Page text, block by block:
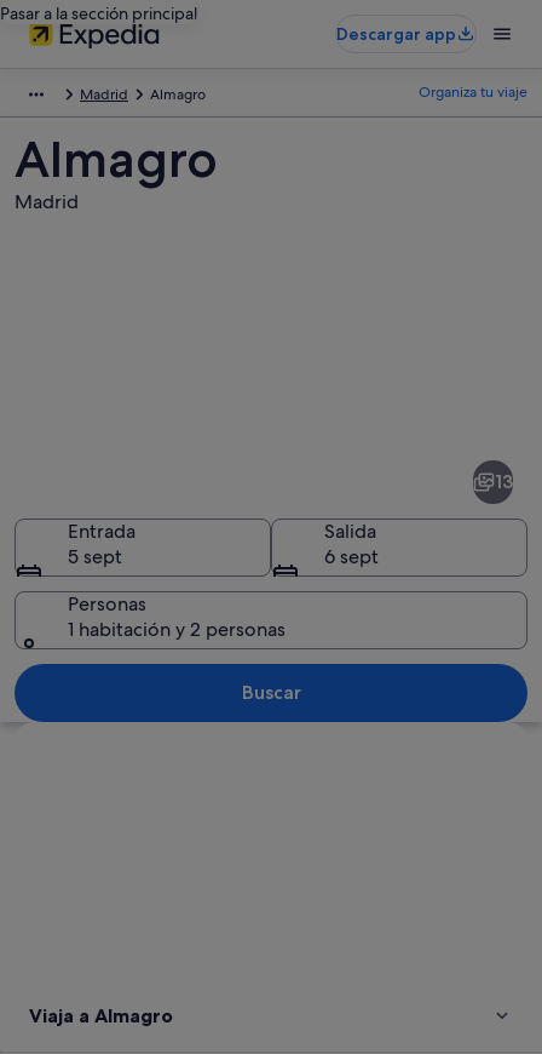
Pasar a la sección principal
Descargar app
Madrid Almagro Organiza tu viaje
Almagro
Madrid
Una habitación con una estatua
13
Entrada
5 sept
Salida
6 sept
Personas
1 habitación y 2 personas
Buscar
Viaja a Almagro